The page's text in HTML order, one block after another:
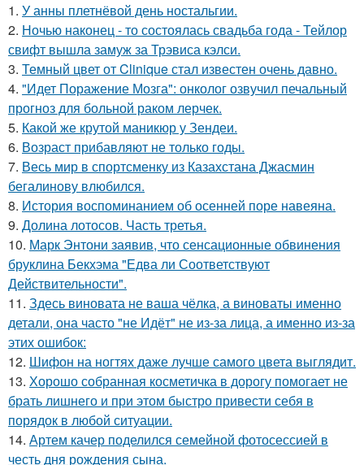
1. У анны плетнёвой день ностальгии.
2. Ночью наконец - то состоялась свадьба года - Тейлор
свифт вышла замуж за Трэвиса кэлси.
3. Темный цвет от Clinique стал известен очень давно.
4. "Идет Поражение Мозга": онколог озвучил печальный
прогноз для больной раком лерчек.
5. Какой же крутой маникюр у Зендеи.
6. Возраст прибавляют не только годы.
7. Весь мир в спортсменку из Казахстана Джасмин
бегалинову влюбился.
8. История воспоминанием об осенней поре навеяна.
9. Долина лотосов. Часть третья.
10. Марк Энтони заявив, что сенсационные обвинения
бруклина Бекхэма "Едва ли Соответствуют
Действительности".
11. Здесь виновата не ваша чёлка, а виноваты именно
детали, она часто "не Идёт" не из-за лица, а именно из-за
этих ошибок:
12. Шифон на ногтях даже лучше самого цвета выглядит.
13. Хорошо собранная косметичка в дорогу помогает не
брать лишнего и при этом быстро привести себя в
порядок в любой ситуации.
14. Артем качер поделился семейной фотосессией в
честь дня рождения сына.